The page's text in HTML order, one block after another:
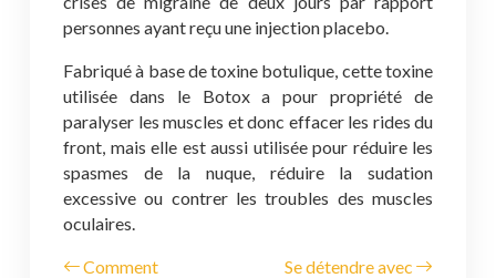
personnes ayant reçu une injection placebo.
Fabriqué à base de toxine botulique, cette toxine
utilisée dans le Botox a pour propriété de
paralyser les muscles et donc effacer les rides du
front, mais elle est aussi utilisée pour réduire les
spasmes de la nuque, réduire la sudation
excessive ou contrer les troubles des muscles
oculaires.
Comment
Se détendre avec